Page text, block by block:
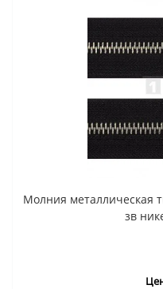
Молния металлическая
зв